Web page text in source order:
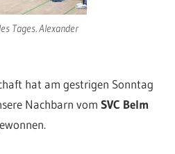
Tages. Alexander
hat am gestrigen Sonntag
Nachbarn vomSVC Belm